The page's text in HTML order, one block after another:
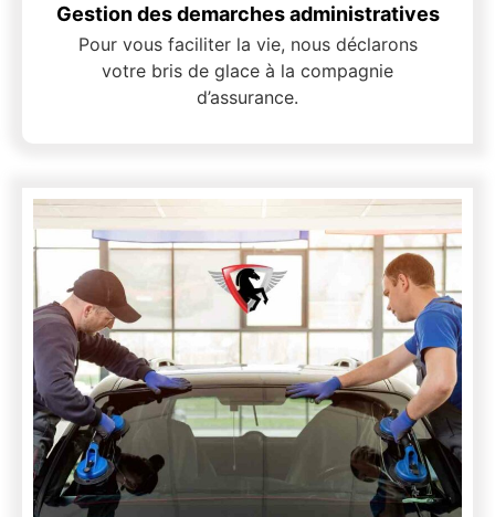
Gestion des demarches administratives
Pour vous faciliter la vie, nous déclarons
votre bris de glace à la compagnie
d’assurance.